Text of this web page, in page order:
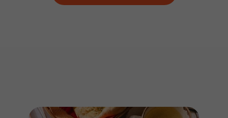
Jetzt Catering anfragen